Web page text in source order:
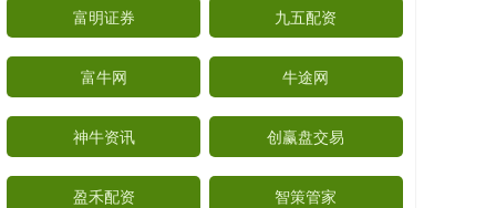
富明证券 九五配资
富牛网 牛途网
神牛资讯 创赢盘交易
盈禾配资 智策管家